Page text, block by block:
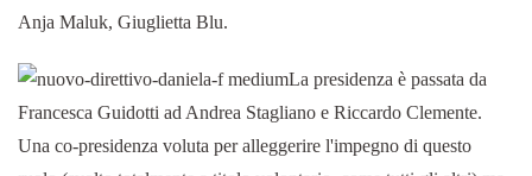
Anja Maluk, Giuglietta Blu.
La presidenza è passata da
Francesca Guidotti ad Andrea Stagliano e Riccardo Clemente.
Una co-presidenza voluta per alleggerire l'impegno di questo